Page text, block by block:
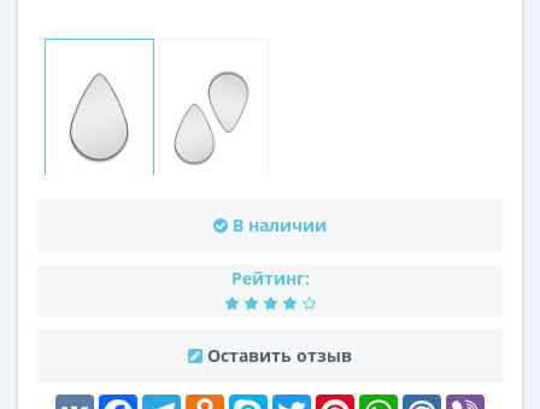
В наличии
Рейтинг:
Оставить отзыв
VK FacebookTelegramOdnoklassniki
Skype Twitter PinterestWhatsAppMail.Ru